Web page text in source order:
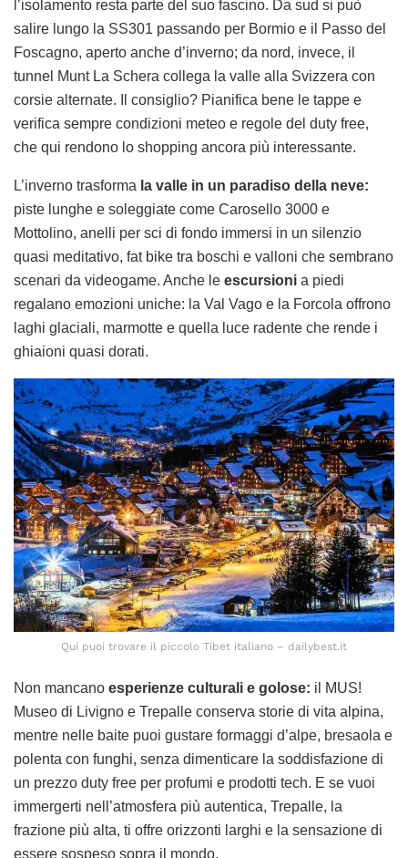
l’isolamento resta parte del suo fascino. Da sud si può
salire lungo la SS301 passando per Bormio e il Passo del
Foscagno, aperto anche d’inverno; da nord, invece, il
tunnel Munt La Schera collega la valle alla Svizzera con
corsie alternate. Il consiglio? Pianifica bene le tappe e
verifica sempre condizioni meteo e regole del duty free,
che qui rendono lo shopping ancora più interessante.
L’inverno trasforma la valle in un paradiso della neve:
piste lunghe e soleggiate come Carosello 3000 e
Mottolino, anelli per sci di fondo immersi in un silenzio
quasi meditativo, fat bike tra boschi e valloni che sembrano
scenari da videogame. Anche le escursioni a piedi
regalano emozioni uniche: la Val Vago e la Forcola offrono
laghi glaciali, marmotte e quella luce radente che rende i
ghiaioni quasi dorati.
Qui puoi trovare il piccolo Tibet italiano – dailybest.it
Non mancano esperienze culturali e golose: il MUS!
Museo di Livigno e Trepalle conserva storie di vita alpina,
mentre nelle baite puoi gustare formaggi d’alpe, bresaola e
polenta con funghi, senza dimenticare la soddisfazione di
un prezzo duty free per profumi e prodotti tech. E se vuoi
immergerti nell’atmosfera più autentica, Trepalle, la
frazione più alta, ti offre orizzonti larghi e la sensazione di
essere sospeso sopra il mondo.